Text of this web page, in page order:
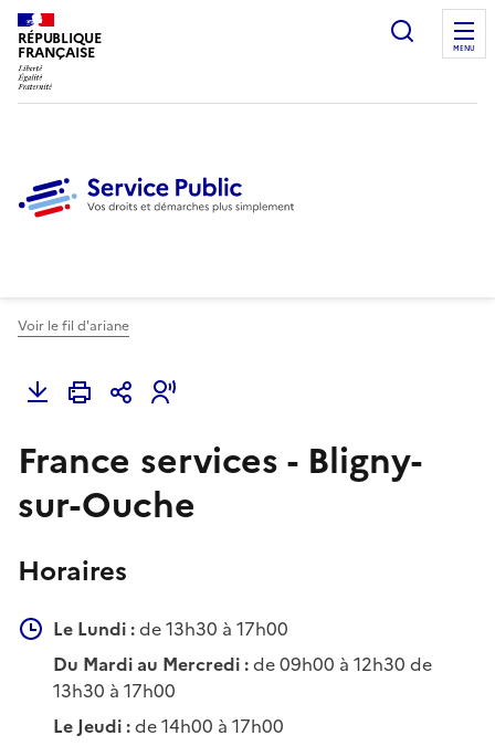
RÉPUBLIQUE
FRANÇAISE
Ouvrir
MENU
Voir le fil d'ariane
France services - Bligny-
sur-Ouche
Horaires
Le Lundi :de 13h30 à 17h00
Du Mardi au Mercredi :de 09h00 à 12h30 de
13h30 à 17h00
Le Jeudi :de 14h00 à 17h00